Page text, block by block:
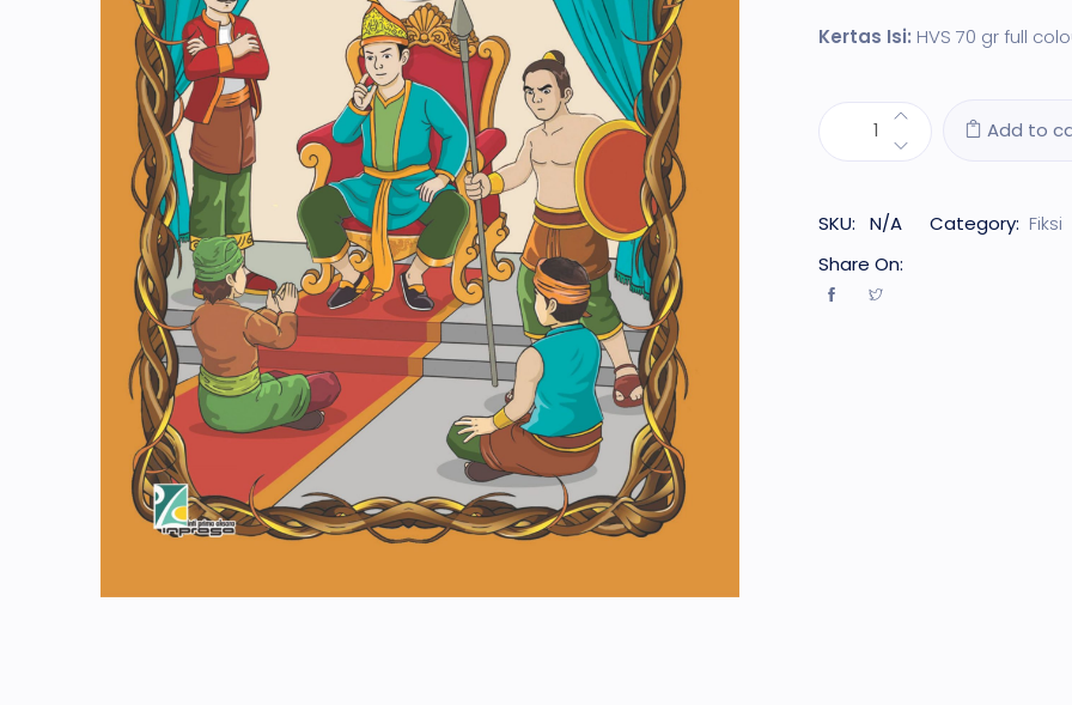
Kertas Isi: HVS 70 gr full
Add to
SKU: N/A Category: Fiksi
Share On: